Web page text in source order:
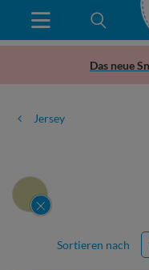
Das neue
Jersey
Sortieren nach